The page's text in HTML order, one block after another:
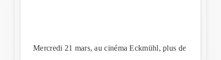
Mercredi 21 mars, au cinéma Eckmühl, plus de